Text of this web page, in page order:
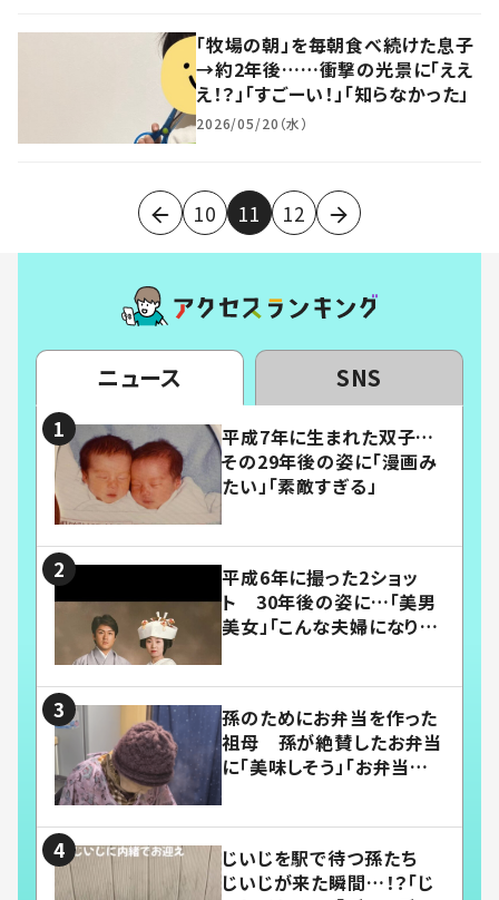
「牧場の朝」を毎朝食べ続けた息子
→約2年後……衝撃の光景に「ええ
え！？」「すごーい！」「知らなかった」
2026/05/20（水）
10 11 12
ニュース SNS
平成7年に生まれた双子…
その29年後の姿に「漫画み
たい」「素敵すぎる」
平成6年に撮った2ショッ
ト 30年後の姿に…「美男
美女」「こんな夫婦になりた
孫のためにお弁当を作った
祖母 孫が絶賛したお弁当
に「美味しそう」「お弁当すご
じいじを駅で待つ孫たち
じいじが来た瞬間…！？「じ